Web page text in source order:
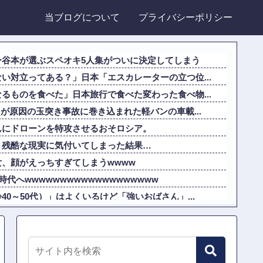
当ブログについて プライバシーポリシー
本が選ぶスペオキ5人集がついに決定してしまう
対立ってある？」日本「エスカレーターの立つ位...
ものを食べた」日本旅行で食べた変わった食べ物...
原因の玉突き事故に巻き込まれた軽バンの車載...
ドローンを特攻させるおそロシア。
残酷な現実に気付いてしまった結果…
、顔がえっちすぎてしまうwwww
時代へwwwwwwwwwwwwwwwwwww
40～50代）」はよくいるけど「強いおばさん」...
りアニメ化してて心配になる…」
…これ設定いくつなんですかね？他